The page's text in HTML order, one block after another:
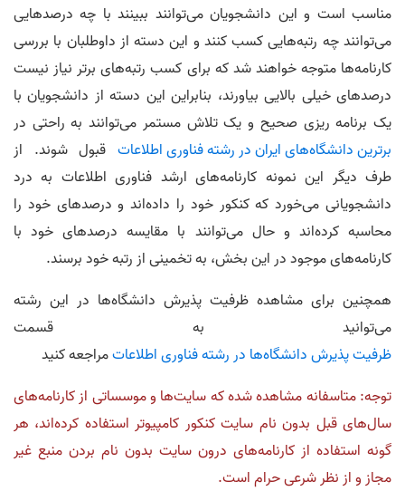
مناسب است و این دانشجویان می‌توانند ببینند با چه درصدهایی
می‌توانند چه رتبه‌هایی کسب کنند و این دسته از داوطلبان با بررسی
کارنامه‌ها متوجه خواهند شد که برای کسب رتبه‌های برتر نیاز نیست
درصدهای خیلی بالایی بیاورند، بنابراین این دسته از دانشجویان با
یک برنامه ریزی صحیح و یک تلاش مستمر می‌توانند به راحتی در
برترین دانشگاه‌های ایران در رشته فناوری اطلاعات قبول شوند. از
طرف دیگر این نمونه کارنامه‌های ارشد فناوری اطلاعات به درد
دانشجویانی می‌خورد که کنکور خود را داده‌اند و درصدهای خود را
محاسبه کرده‌اند و حال می‌توانند با مقایسه درصدهای خود با
کارنامه‌های موجود در این بخش، به تخمینی از رتبه خود برسند.
همچنین برای مشاهده ظرفیت پذیرش دانشگاه‌ها در این رشته
می‌توانید به قسمت
ظرفیت پذیرش دانشگاه‌ها در رشته فناوری اطلاعاتمراجعه کنید
توجه: متاسفانه مشاهده شده که سایت‌ها و موسساتی از کارنامه‌های
سال‌های قبل بدون نام سایت کنکور کامپیوتر استفاده کرده‌اند، هر
گونه استفاده از کارنامه‌های درون سایت بدون نام بردن منبع غیر
مجاز و از نظر شرعی حرام است.